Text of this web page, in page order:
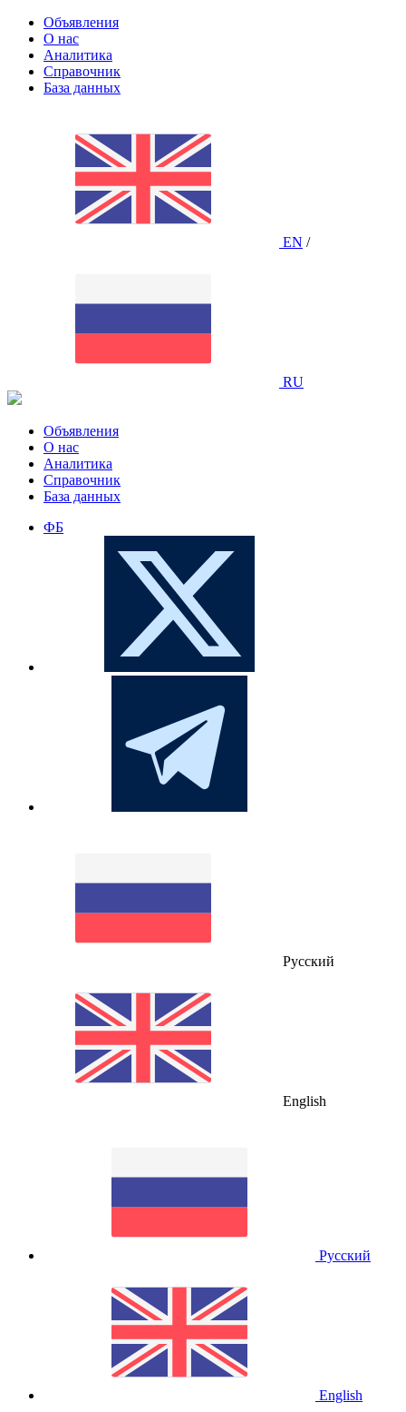
Объявления
О нас
Аналитика
Справочник
База данных
EN /
RU
Объявления
О нас
Аналитика
Справочник
База данных
ФБ
Русский
English
Русский
English